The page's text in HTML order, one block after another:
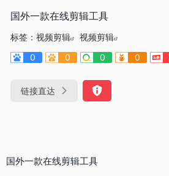
国外一款在线剪辑工具
标签： 视频剪辑
视频剪辑
0
0 0 0
链接直达
国外一款在线剪辑工具